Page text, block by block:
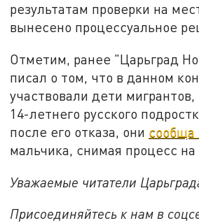
результатам проверки на
вынесено процессуальное
Отметим, ранее "Царьград
писал о том, что в данном
участвовали дети
14-летнего русского
после его отказа, они сообща
мальчика, снимая процесс
Уважаемые читатели
Присоединяйтесь к нам в